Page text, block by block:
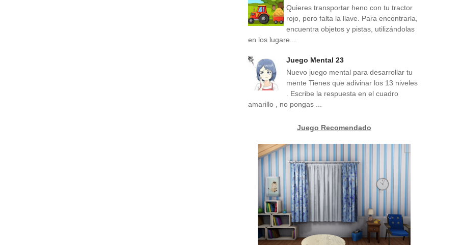
Quieres transportar heno con tu tractor
rojo, pero falta la llave. Para encontrarla,
encuentra objetos y pistas, utilizándolas
en los lugare...
Juego Mental 23
Nuevo juego mental para desarrollar tu
mente Tienes que adivinar los 13 niveles
. Escribe la respuesta en el cuadro
amarillo , no pongas ...
Juego Recomendado